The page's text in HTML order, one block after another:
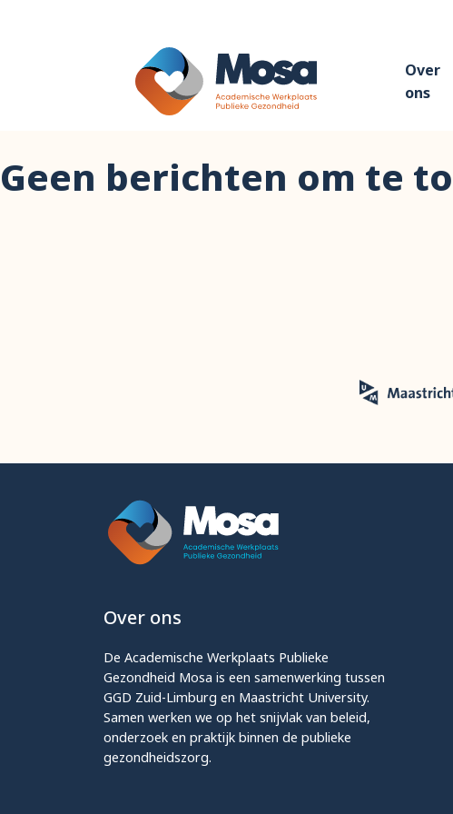
Over
ons
Geen berichten om te
Over ons
De Academische Werkplaats Publieke
Gezondheid Mosa is een samenwerking tussen
GGD Zuid-Limburg en Maastricht University.
Samen werken we op het snijvlak van beleid,
onderzoek en praktijk binnen de publieke
gezondheidszorg.